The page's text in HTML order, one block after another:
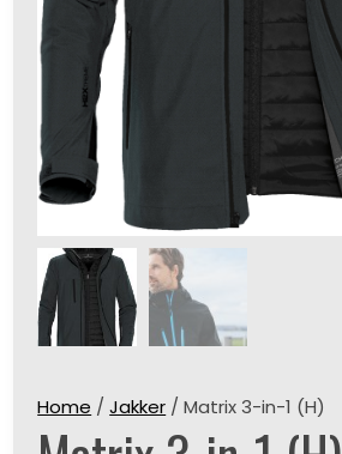
Home /Jakker / Matrix 3-in-1 (H)